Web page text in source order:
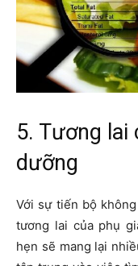
5. Tương lai
dưỡng
Với sự tiến bộ
tương lai của phụ
hẹn sẽ mang lại